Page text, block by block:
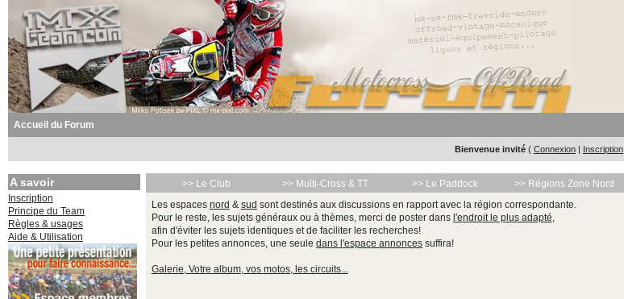
Accueil du Forum
Bienvenue invité ( Connexion | Inscription
A savoir
Inscription
Principe du Team
Règles & usages
Aide & Utilisation
>> Le Club >> Multi-Cross & TT >> Le Paddock >> Régions Zone Nord
Les espaces nord & sud sont destinés aux discussions en rapport avec la région correspondante.
Pour le reste, les sujets généraux ou à thèmes, merci de poster dans l'endroit le plus adapté,
afin d'éviter les sujets identiques et de faciliter les recherches!
Pour les petites annonces, une seule dans l'espace annoncessuffira!
Galerie, Votre album, vos motos, les circuits...